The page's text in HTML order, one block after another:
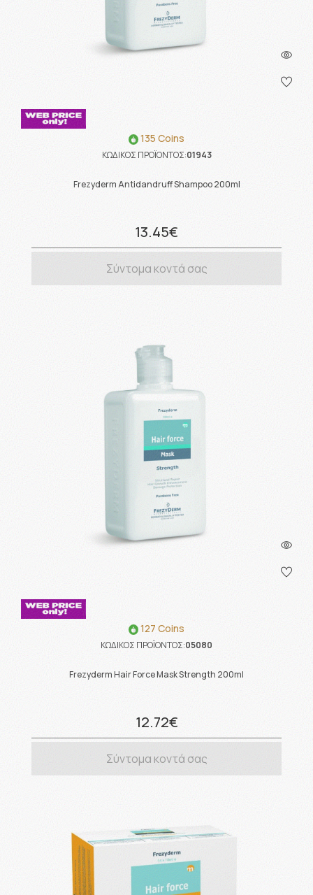
135 Coins
ΚΩΔΙΚΟΣ ΠΡΟΪΟΝΤΟΣ:01943
Frezyderm Antidandruff Shampoo 200ml
13.45€
Σύντομα κοντά σας
127 Coins
ΚΩΔΙΚΟΣ ΠΡΟΪΟΝΤΟΣ:05080
Frezyderm Hair Force Mask Strength 200ml
12.72€
Σύντομα κοντά σας